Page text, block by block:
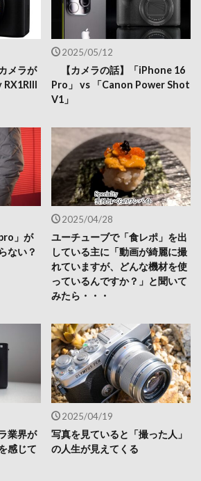
メラが
2025/05/12
【カメラの話】「iPhone 16
Pro」 vs 「Canon Power Shot
V1」
」が
ない？
2025/04/28
ユーチューブで「食レポ」を出
している主に「動画が綺麗に撮
れていますが、どんな機材を使
っているんですか？」と聞いて
みたら・・・
業界が
感じて
2025/04/19
写真を見ていると「撮った人」
の人生が見えてくる